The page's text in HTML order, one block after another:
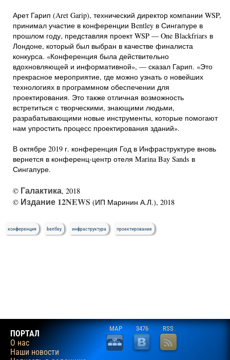
Арет Гарип (Aret Garip), технический директор компании WSP,
принимал участие в конференции Bentley в Сингапуре в
прошлом году, представляя проект WSP — One Blackfriars в
Лондоне, который был выбран в качестве финалиста
конкурса. «Конференция была действительно
вдохновляющей и информативной», — сказал Гарип. «Это
прекрасное мероприятие, где можно узнать о новейших
технологиях в программном обеспечении для
проектирования. Это также отличная возможность
встретиться с творческими, знающими людьми,
разрабатывающими новые инструменты, которые помогают
нам упростить процесс проектирования зданий».
В октябре 2019 г. конференция Год в Инфраструктуре вновь
вернется в конференц-центр отеля Marina Bay Sands в
Сингапуре.
© Галактика, 2018
© Издание 12NEWS (ИП Маринин А.Л.), 2018
конференция bentley инфраструктура проектирование
ПОРТАЛ
О нас
Наши новости
MAP 3476 RSS